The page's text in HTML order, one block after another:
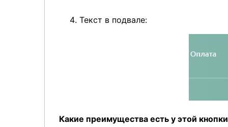
Текст в подвале:
Какие преимущества есть у этой кнопки